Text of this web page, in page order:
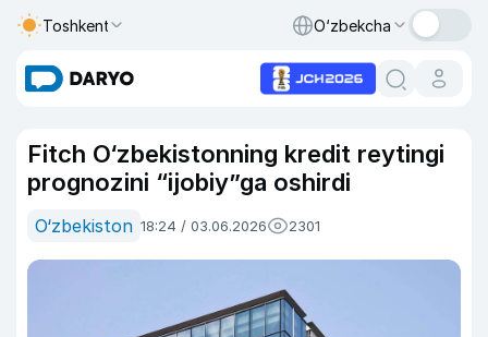
Toshkent O‘zbekcha
Fitch O‘zbekistonning kredit reytingi
prognozini “ijobiy”ga oshirdi
O‘zbekiston 18:24 / 03.06.2026 2301